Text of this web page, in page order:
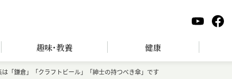
趣味･教養 健康
「鎌倉」「クラフトビール」「紳士の持つべき傘」です